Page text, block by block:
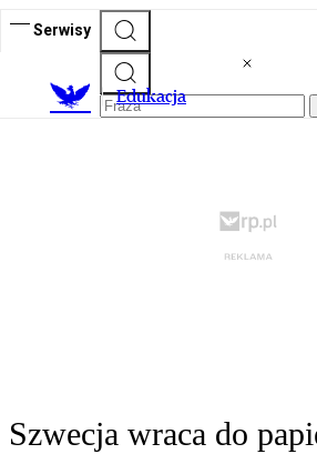
Serwisy
Edukacja
Szwecja wraca do